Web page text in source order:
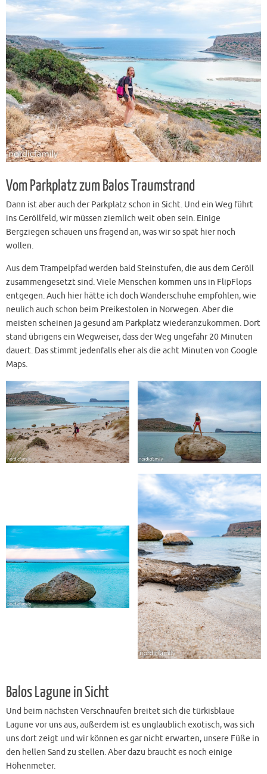
Vom Parkplatz zum Balos Traumstrand
Dann ist aber auch der Parkplatz schon in Sicht. Und ein Weg führt
ins Geröllfeld, wir müssen ziemlich weit oben sein. Einige
Bergziegen schauen uns fragend an, was wir so spät hier noch
wollen.
Aus dem Trampelpfad werden bald Steinstufen, die aus dem Geröll
zusammengesetzt sind. Viele Menschen kommen uns in FlipFlops
entgegen. Auch hier hätte ich doch Wanderschuhe empfohlen, wie
neulich auch schon beim Preikestolen in Norwegen. Aber die
meisten scheinen ja gesund am Parkplatz wiederanzukommen. Dort
stand übrigens ein Wegweiser, dass der Weg ungefähr 20 Minuten
dauert. Das stimmt jedenfalls eher als die acht Minuten von Google
Maps.
Balos Lagune in Sicht
Und beim nächsten Verschnaufen breitet sich die türkisblaue
Lagune vor uns aus, außerdem ist es unglaublich exotisch, was sich
uns dort zeigt und wir können es gar nicht erwarten, unsere Füße in
den hellen Sand zu stellen. Aber dazu braucht es noch einige
Höhenmeter.